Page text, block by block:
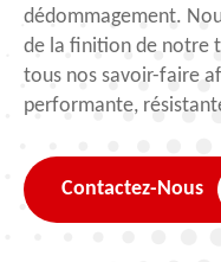
dédommagement.
de la finition de notre
tous nos savoir-faire
performante,
Contactez-Nous